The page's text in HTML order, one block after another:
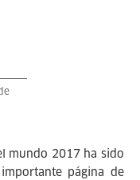
mundo 2017 ha sido
página de